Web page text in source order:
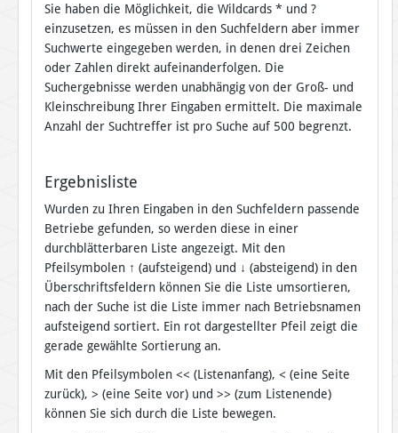
Sie haben die Möglichkeit, die Wildcards * und ?
einzusetzen, es müssen in den Suchfeldern aber immer
Suchwerte eingegeben werden, in denen drei Zeichen
oder Zahlen direkt aufeinanderfolgen. Die
Suchergebnisse werden unabhängig von der Groß- und
Kleinschreibung Ihrer Eingaben ermittelt. Die maximale
Anzahl der Suchtreffer ist pro Suche auf 500 begrenzt.
Ergebnisliste
Wurden zu Ihren Eingaben in den Suchfeldern passende
Betriebe gefunden, so werden diese in einer
durchblätterbaren Liste angezeigt. Mit den
Pfeilsymbolen ↑ (aufsteigend) und ↓ (absteigend) in den
Überschriftsfeldern können Sie die Liste umsortieren,
nach der Suche ist die Liste immer nach Betriebsnamen
aufsteigend sortiert. Ein rot dargestellter Pfeil zeigt die
gerade gewählte Sortierung an.
Mit den Pfeilsymbolen << (Listenanfang), < (eine Seite
zurück), > (eine Seite vor) und >> (zum Listenende)
können Sie sich durch die Liste bewegen.